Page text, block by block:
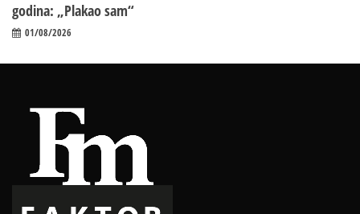
godina: „Plakao sam“
01/08/2026